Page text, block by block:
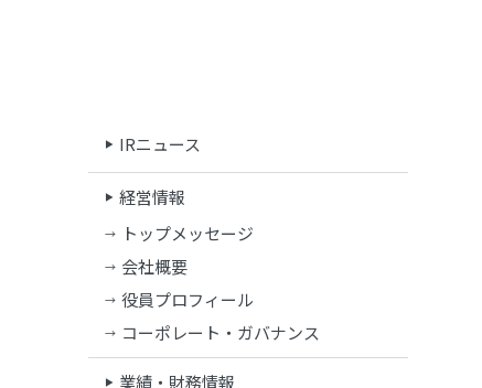
IRニュース
経営情報
トップメッセージ
会社概要
役員プロフィール
コーポレート・ガバナンス
業績・財務情報